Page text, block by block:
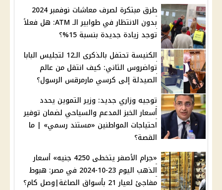
طرق مبتكرة لصرف معاشات نوفمبر 2024
بدون الانتظار في طوابير الـ ATM: هل فعلاً
توجد زيادة جديدة بنسبة 15%؟
الكنيسة تحتفل بالذكرى الـ12 لتجليس البابا
تواضروس الثاني: كيف انتقل من عالم
الصيدلة إلى كرسي مارمرقس الرسول؟
توجيه وزاري جديد: وزير التموين يحدد
أسعار الخبز المدعم والسياحي لضمان توفير
احتياجات المواطنين «مستند رسمي» | ما
القصة؟
«جرام الأصفر يتخطى 4250 جنيه» أسعار
الذهب اليوم 23-10-2024 في مصر: هبوط
مفاجئ لعيار 21 بأسواق الصاغة|وصل كام؟